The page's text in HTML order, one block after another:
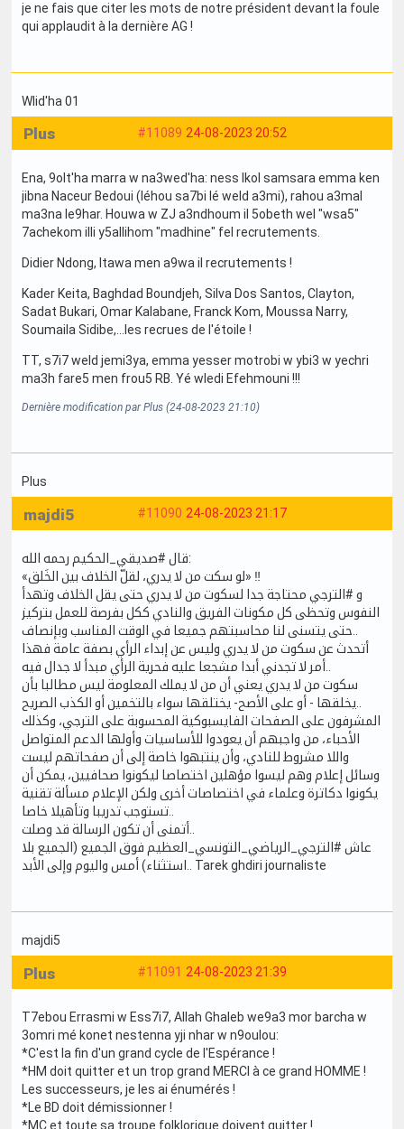
je ne fais que citer les mots de notre président devant la foule
qui applaudit à la dernière AG !
Wlid'ha 01
#11089 24-08-2023 20:52
Plus
Ena, 9olt'ha marra w na3wed'ha: ness lkol samsara emma ken
jibna Naceur Bedoui (léhou sa7bi lé weld a3mi), rahou a3mal
ma3na le9har. Houwa w ZJ a3ndhoum il 5obeth wel "wsa5"
7achekom illi y5allihom "madhine" fel recrutements.
Didier Ndong, ltawa men a9wa il recrutements !
Kader Keita, Baghdad Boundjeh, Silva Dos Santos, Clayton,
Sadat Bukari, Omar Kalabane, Franck Kom, Moussa Narry,
Soumaila Sidibe,...les recrues de l'étoile !
TT, s7i7 weld jemi3ya, emma yesser motrobi w ybi3 w yechri
ma3h fare5 men frou5 RB. Yé wledi Efehmouni !!!
Dernière modification par Plus (24-08-2023 21:10)
Plus
#11090 24-08-2023 21:17
majdi5
قال #صديقي_الحكيم رحمه الله:
«لو سكت من لا يدري، لقلّ الخلاف بين الخَلق» ‼️
و #الترجي محتاجة جدا لسكوت من لا يدري حتى يقل الخلاف وتهدأ
النفوس وتحظى كل مكونات الفريق والنادي ككل بفرصة للعمل بتركيز
أتحدث عن سكوت من لا يدري وليس عن إبداء الرأي بصفة عامة فهذا
سكوت من لا يدري يعني أن من لا يملك المعلومة ليس مطالبا بأن
المشرفون على الصفحات الفايسبوكية المحسوبة على الترجي، وكذلك
الأحباء، من واجبهم أن يعودوا للأساسيات وأولها الدعم المتواصل
واللا مشروط للنادي، وأن ينتبهوا خاصة إلى أن صفحاتهم ليست
وسائل إعلام وهم ليسوا مؤهلين اختصاصا ليكونوا صحافيين، يمكن أن
يكونوا دكاترة وعلماء في اختصاصات أخرى ولكن الإعلام مسألة تقنية
عاش #الترجي_الرياضي_التونسي_العظيم فوق الجميع (الجميع بلا
استثناء) أمس واليوم وإلى الأبد.. Tarek ghdiri journaliste
majdi5
#11091 24-08-2023 21:39
Plus
T7ebou Errasmi w Ess7i7, Allah Ghaleb we9a3 mor barcha w
3omri mé konet nestenna yji nhar w n9oulou:
*C'est la fin d'un grand cycle de l'Espérance !
*HM doit quitter et un trop grand MERCI à ce grand HOMME !
Les successeurs, je les ai énumérés !
*Le BD doit démissionner !
*MC et toute sa troupe folklorique doivent quitter !